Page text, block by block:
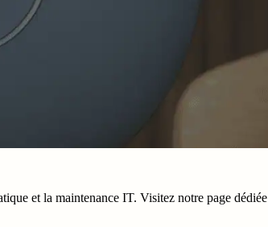
et la maintenance IT. Visitez notre page